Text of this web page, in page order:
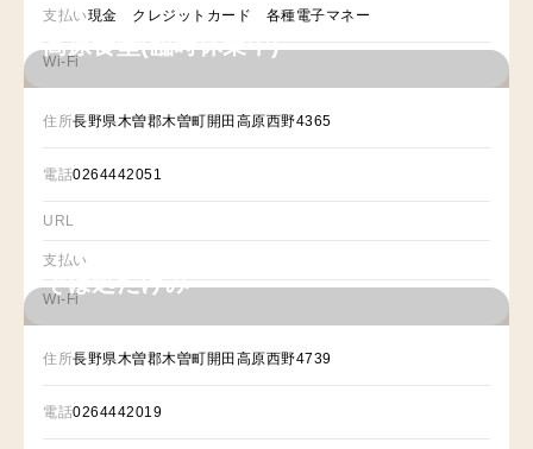
支払い現金 クレジットカード 各種電子マネー
Wi-Fi
高原食堂(臨時休業中)
住所長野県木曽郡木曽町開田高原西野4365
電話0264442051
URL
支払い
Wi-Fi
そば処たけみ
住所長野県木曽郡木曽町開田高原西野4739
電話0264442019